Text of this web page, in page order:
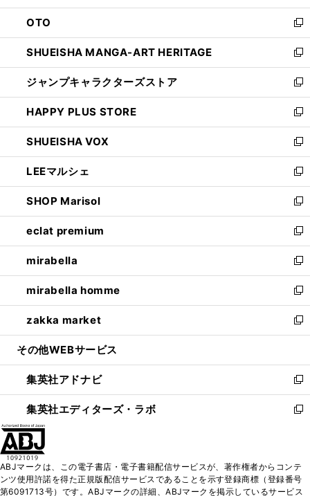
ウ
で
開
く
ン
ド
ウ
で
開
く
OTO
新
し
い
ウ
ィ
ン
ド
ウ
で
開
く
SHUEISHA MANGA-ART HERITAGE
新
し
い
ウ
ィ
ン
ド
ウ
で
開
く
ジャンプキャラクターズストア
新
し
い
ウ
ィ
ン
ド
ウ
で
開
く
HAPPY PLUS STORE
新
し
い
ウ
ィ
ン
ド
ウ
で
開
く
SHUEISHA VOX
新
し
い
ウ
ィ
ン
ド
ウ
で
開
く
LEEマルシェ
新
し
い
ウ
ィ
ン
ド
ウ
で
開
く
SHOP Marisol
新
し
い
ウ
ィ
ン
ド
ウ
で
開
eclat premium
新
し
い
ウ
ィ
ン
ド
ウ
開
く
mirabella
新
し
い
ウ
ィ
ン
ウ
で
開
く
mirabella homme
新
し
い
ウ
ン
ド
ウ
で
zakka market
新
し
ウ
ィ
ン
ド
く
その他WEBサービス
集英社アドナビ
新
し
い
ド
ウ
集英社エディターズ・ラボ
新
ィ
ン
ABJマークは、この電子書店・電子書籍配信サービスが、著作権者からコンテ
ンツ使用許諾を得た正規版配信サービスであることを示す登録商標（登録番号
第6091713号）です。ABJマークの詳細、ABJマークを掲示しているサービス